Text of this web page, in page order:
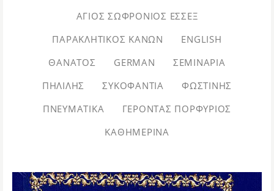
ΆΓΙΟΣ ΣΩΦΡΌΝΙΟΣ ΈΣΣΕΞ
ΠΑΡΑΚΛΗΤΙΚΌΣ ΚΑΝΏΝ
ENGLISH
ΘΆΝΑΤΟΣ
GERMAN
ΣΕΜΙΝΆΡΙΑ
ΠΗΛΊΛΗΣ
ΣΥΚΟΦΑΝΤΊΑ
ΦΩΣΤΊΝΗΣ
ΠΝΕΥΜΑΤΙΚΆ
ΓΈΡΟΝΤΑΣ ΠΟΡΦΎΡΙΟΣ
ΚΑΘΗΜΕΡΙΝΆ